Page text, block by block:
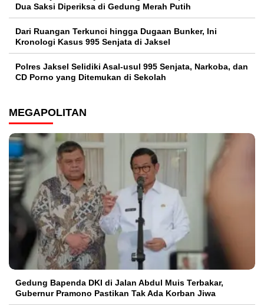
Dua Saksi Diperiksa di Gedung Merah Putih
Dari Ruangan Terkunci hingga Dugaan Bunker, Ini
Kronologi Kasus 995 Senjata di Jaksel
Polres Jaksel Selidiki Asal-usul 995 Senjata, Narkoba, dan
CD Porno yang Ditemukan di Sekolah
MEGAPOLITAN
Gedung Bapenda DKI di Jalan Abdul Muis Terbakar,
Gubernur Pramono Pastikan Tak Ada Korban Jiwa